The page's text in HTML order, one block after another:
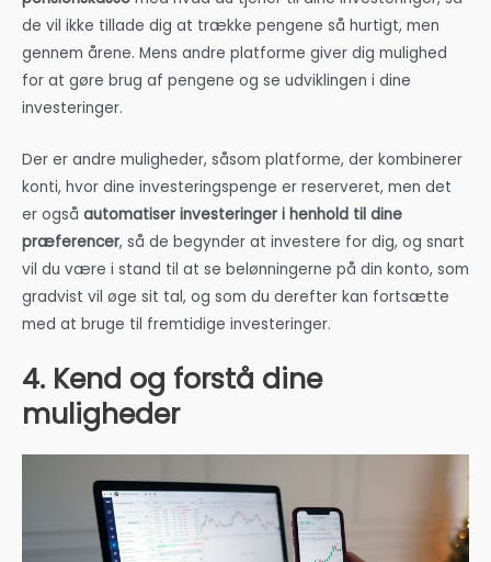
de vil ikke tillade dig at trække pengene så hurtigt, men
gennem årene. Mens andre platforme giver dig mulighed
for at gøre brug af pengene og se udviklingen i dine
investeringer.
Der er andre muligheder, såsom platforme, der kombinerer
konti, hvor dine investeringspenge er reserveret, men det
er også automatiser investeringer i henhold til dine
præferencer, så de begynder at investere for dig, og snart
vil du være i stand til at se belønningerne på din konto, som
gradvist vil øge sit tal, og som du derefter kan fortsætte
med at bruge til fremtidige investeringer.
4. Kend og forstå dine
muligheder